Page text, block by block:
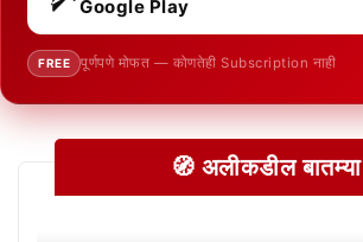
Google Play
FREE पूर्णपणे मोफत — कोणतेही Subscription नाही
🧭 अलीकडील बातम्या